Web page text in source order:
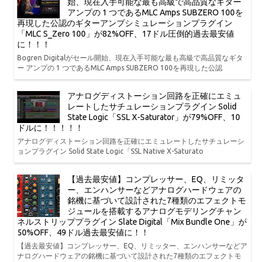
アンプの 1 つであるMLC Amps SUBZERO 100を
再現した公認のギターアンプシミュレーションプラグイン
「MLC S_Zero 100」が82%OFF、17ドル圧倒的過去最安値
に！！！
Bogren Digitalがセール開始、現在入手可能な最も高級で高品質なギタ
ー アンプの 1 つであるMLC Amps SUBZERO 100を再現した公認
アナログディストーション回路を正確にエミュ
レートしたサチュレーションプラグイン Solid
State Logic「SSL X-Saturator」が79%OFF、10
ドルに！！！！！
アナログディストーション回路を正確にエミュレートしたサチュレーシ
ョンプラグイン Solid State Logic「SSL Native X-Saturato
【過去最安値】コンプレッサー、EQ、リミッタ
ー、エンハンサーなどアナログハードウェアの
銘機に基づいて設計された7種類のエフェクトモ
ジュールを搭載するアナログモデリングチャン
ネルストリッププラグイン Slate Digital「Mix Bundle One」が
50%OFF、49ドル過去最安値に！！
【過去最安値】コンプレッサー、EQ、リミッター、エンハンサーなどア
ナログハードウェアの銘機に基づいて設計された7種類のエフェクトモ